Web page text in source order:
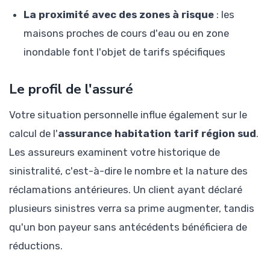
La proximité avec des zones à risque : les
maisons proches de cours d'eau ou en zone
inondable font l'objet de tarifs spécifiques
Le profil de l'assuré
Votre situation personnelle influe également sur le
calcul de l'assurance habitation tarif région sud.
Les assureurs examinent votre historique de
sinistralité, c'est-à-dire le nombre et la nature des
réclamations antérieures. Un client ayant déclaré
plusieurs sinistres verra sa prime augmenter, tandis
qu'un bon payeur sans antécédents bénéficiera de
réductions.